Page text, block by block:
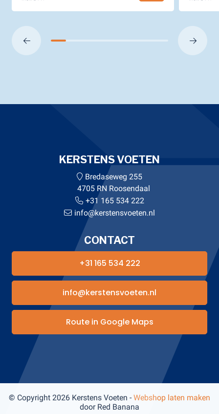
KERSTENS VOETEN
Bredaseweg 255
4705 RN Roosendaal
+31 165 534 222
info@kerstensvoeten.nl
CONTACT
+31 165 534 222
info@kerstensvoeten.nl
Route in Google Maps
© Copyright 2026 Kerstens Voeten - Webshop laten maken
door Red Banana